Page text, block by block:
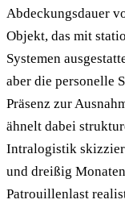
Abdeckungsdauer
Objekt, das mit
Systemen
aber die personelle
Präsenz zur
ähnelt dabei
Intralogistik
und dreißig
Patrouillenlast